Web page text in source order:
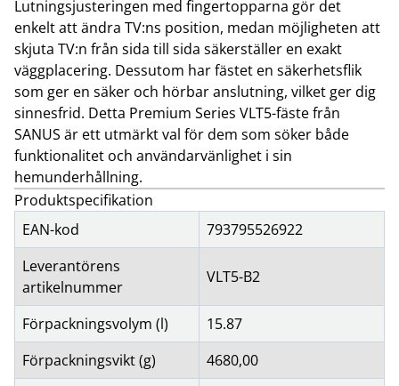
Lutningsjusteringen med fingertopparna gör det
enkelt att ändra TV:ns position, medan möjligheten att
skjuta TV:n från sida till sida säkerställer en exakt
väggplacering. Dessutom har fästet en säkerhetsflik
som ger en säker och hörbar anslutning, vilket ger dig
sinnesfrid. Detta Premium Series VLT5-fäste från
SANUS är ett utmärkt val för dem som söker både
funktionalitet och användarvänlighet i sin
hemunderhållning.
Produktspecifikation
EAN-kod
793795526922
Leverantörens
artikelnummer
VLT5-B2
Förpackningsvolym (l)
15.87
Förpackningsvikt (g)
4680,00